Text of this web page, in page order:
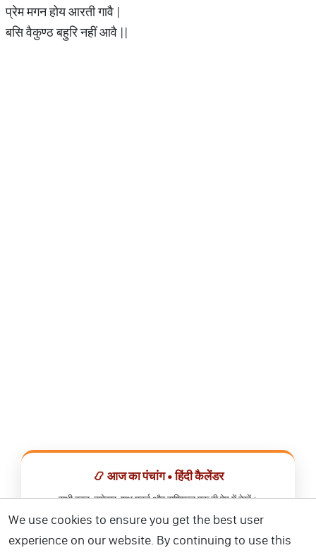
प्रेम मगन होय आरती गावै |
बसि वैकुण्ठ बहुरि नहीं आवै ||
📿 आज का पंचांग • हिंदी कैलेंडर
सभी व्रत, त्योहार, शुभ मुहूर्त और राशिफल एक ही ऐप में देखें।
📅 हिंदी कैलेंडर ऐप डाउनलोड करें
We use cookies to ensure you get the best user
experience on our website. By continuing to use this